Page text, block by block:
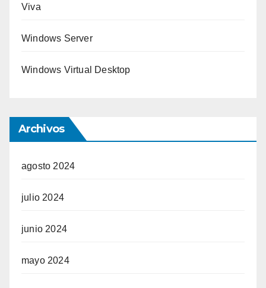
Viva
Windows Server
Windows Virtual Desktop
Archivos
agosto 2024
julio 2024
junio 2024
mayo 2024